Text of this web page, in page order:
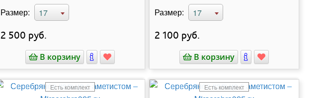
Размер: 17
2 500 руб.
В корзину
Размер: 17
2 100 руб.
В корзину
Есть комплект Есть комплект